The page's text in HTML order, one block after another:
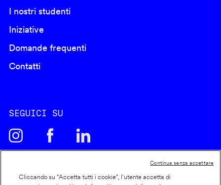
I nostri studenti
Iniziative
Domande frequenti
Contatti
SEGUICI SU
Cliccando su “Accetta tutti i cookie”, l'utente accetta di
Continua senza accettare